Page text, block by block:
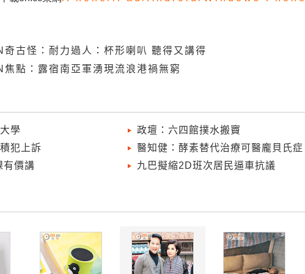
奇古怪：耐力過人：杯形喇叭 聽得又講得
焦點：露宿南亞軍湧現流浪港禍無窮
學
犯上訴
有價講
政壇：六四館撲水搬竇
醫知健：酵素替代治療可醫龐貝氏症
九巴擬縮2D班次居民逼車抗議